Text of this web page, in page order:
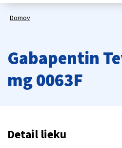
Domov
Gabapentin
mg 0063F
Detail lieku